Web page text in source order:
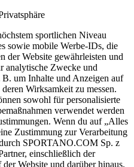
sportlichen Niveau
sowie mobile Werbe-IDs, die
der Website gewährleisten und
analytische Zwecke und
B. um Inhalte und Anzeigen auf
Wirksamkeit zu messen.
sowohl für personalisierte
verwendet werden
Wenn du auf „Alles
Zustimmung zur Verarbeitung
SPORTANO.COM Sp. z
einschließlich der
Website und darüber hinaus.